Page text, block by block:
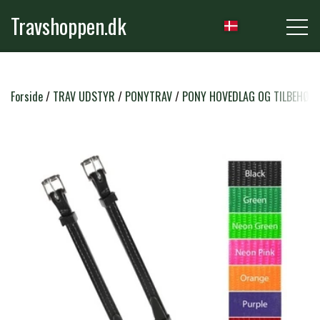
Travshoppen.dk
NYHEDER
GRIMER & TRÆKTOVE
TRENSER & TILBEHØR
SADLER & TILBEHØR
RIDEBUKSER & LEGGINS
TRØJER, BLUSER & T-SHIRTS
PLEJE & STALD
STRIGLER & TILBEHØR
Forside TRAV UDSTYR PONYTRAV PONY HOVEDLAG OG TILBEHØR